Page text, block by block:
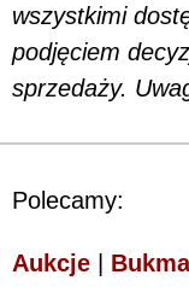
wszystkimi
podjęciem
sprzedaży.
Polecamy:
Aukcje |